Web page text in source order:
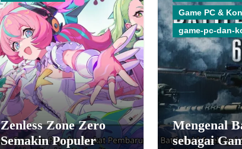
Zenless Zone Zero
Semakin Populer
Game PC &
game-pc-dan-
Mengenal
sebagai